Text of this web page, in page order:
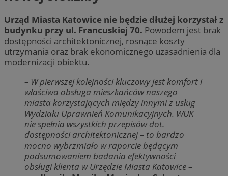
Urząd Miasta Katowice nie będzie dłużej korzystał z
budynku przy ul. Francuskiej 70. Powodem jest brak
dostępności architektonicznej, rosnące koszty
utrzymania oraz brak ekonomicznego uzasadnienia dla
modernizacji obiektu.
– W pierwszej kolejności kluczowy jest komfort i
właściwa obsługa mieszkańców naszego
miasta korzystających między innymi z usług
Wydziału Uprawnień Komunikacyjnych. WUK
nie spełnia wszystkich przepisów dot.
dostępności architektonicznej – to bardzo
mocno wybrzmiało w raporcie będącym
podsumowaniem badania efektywności
obsługi klienta w Urzędzie Miasta Katowice–